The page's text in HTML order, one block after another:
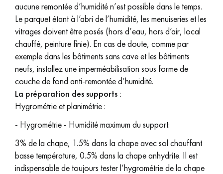
Obtenez un devis gratuit !
aucune remontée d’humidité n’est possible dans le temps.
Le parquet étant à l’abri de l’humidité, les menuiseries et les
vitrages doivent être posés (hors d’eau, hors d’air, local
chauffé, peinture finie). En cas de doute, comme par
exemple dans les bâtiments sans cave et les bâtiments
neufs, installez une imperméabilisation sous forme de
couche de fond anti-remontée d’humidité.
La préparation des supports :
Hygrométrie et planimétrie :
- Hygrométrie - Humidité maximum du support:
3% de la chape, 1.5% dans la chape avec sol chauffant
basse température, 0.5% dans la chape anhydrite. Il est
indispensable de toujours tester l’hygrométrie de la chape